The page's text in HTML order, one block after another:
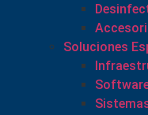
Soluciones